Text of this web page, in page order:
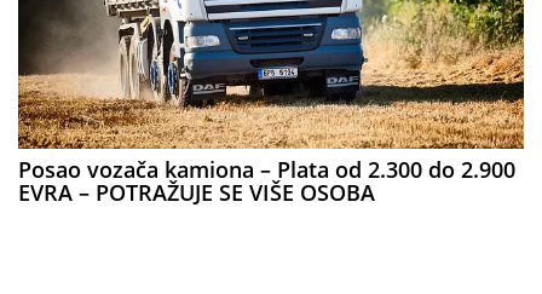
Posao vozača kamiona – Plata od 2.300 do 2.900
EVRA – POTRAŽUJE SE VIŠE OSOBA